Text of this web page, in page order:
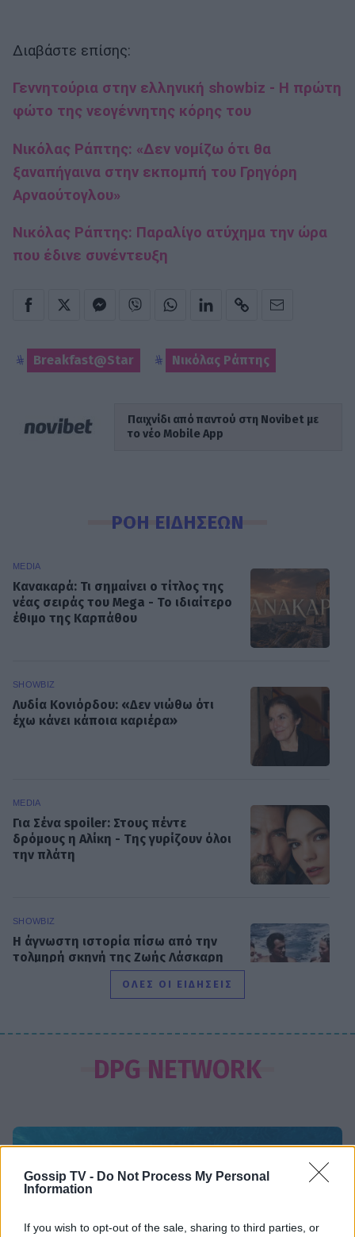
Gossip TV - Do Not Process My Personal
Information
If you wish to opt-out of the sale, sharing to third parties, or
Διαβάστε επίσης:
Γεννητούρια στην ελληνική showbiz - Η πρώτη
φώτο της νεογέννητης κόρης του
Νικόλας Ράπτης: «Δεν νομίζω ότι θα
ξαναπήγαινα στην εκπομπή του Γρηγόρη
Αρναούτογλου»
Νικόλας Ράπτης: Παραλίγο ατύχημα την ώρα
που έδινε συνέντευξη
Breakfast@Star Νικόλας Ράπτης
Παιχνίδι από παντού στη Novibet με
το νέο Mobile App
ΡΟΗ ΕΙΔΗΣΕΩΝ
MEDIA
Κανακαρά: Τι σημαίνει ο τίτλος της
νέας σειράς του Mega - Το ιδιαίτερο
έθιμο της Καρπάθου
SHOWBIZ
Λυδία Κονιόρδου: «Δεν νιώθω ότι
έχω κάνει κάποια καριέρα»
MEDIA
Για Σένα spoiler: Στους πέντε
δρόμους η Αλίκη - Της γυρίζουν όλοι
την πλάτη
SHOWBIZ
Η άγνωστη ιστορία πίσω από την
τολμηρή σκηνή της Ζωής Λάσκαρη
και του Αλέκου Αλεξανδράκη
Δύο μαύρα πουκάμισα spoiler: Η
άφιξη της Μαρκέλλας φέρνει κι ένα
Βανέσα Αδαμοπούλου: «Η φήμη
χρειάζεται σιωπή»
ΟΛΕΣ ΟΙ ΕΙΔΗΣΕΙΣ
DPG NETWORK